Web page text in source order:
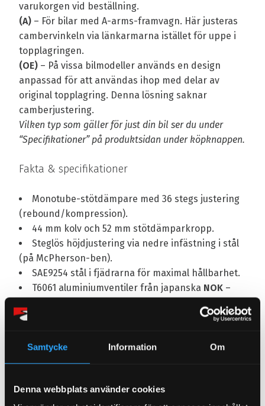
Samtycke Information Om
Denna webbplats använder cookies
varukorgen vid beställning.
(A) – För bilar med A-arms-framvagn. Här justeras
cambervinkeln via länkarmarna istället för uppe i
topplagringen.
(OE) – På vissa bilmodeller används en design
anpassad för att användas ihop med delar av
original topplagring. Denna lösning saknar
camberjustering.
Vilken typ som gäller för just din bil ser du under
“Specifikationer” på produktsidan under köpknappen.
Fakta & specifikationer
Monotube-stötdämpare med 36 stegs justering
(rebound/kompression).
44 mm kolv och 52 mm stötdämparkropp.
Steglös höjdjustering via nedre infästning i stål
(på McPherson-ben).
SAE9254 stål i fjädrarna för maximal hållbarhet.
T6061 aluminiumventiler från japanska NOK –
100 mmfrån bilens originalhöjd (kan variera
beroende på bilmodell).
reservdelar och tillbehör direkt från eget lager